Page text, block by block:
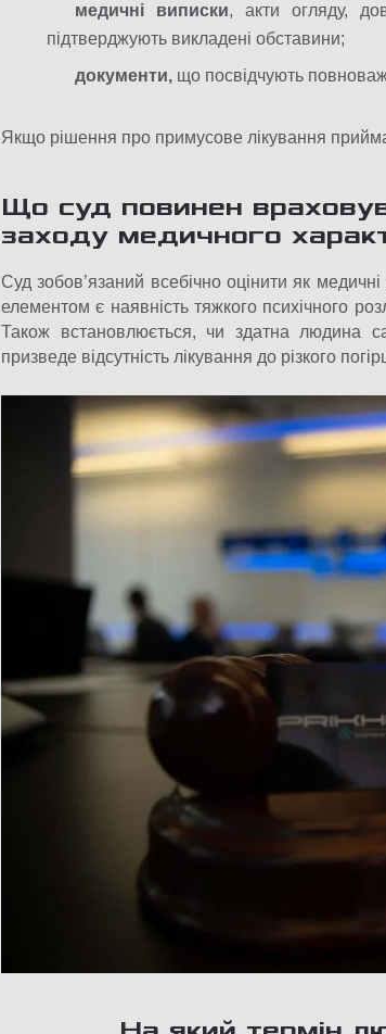
медичні виписки, акти огляду,
підтверджують викладені обставини;
документи, що посвідчують
Якщо рішення про примусове лікування
Що суд повинен
заходу медичного
Суд зобов’язаний всебічно оцінити як
елементом є наявність тяжкого психічного
Також встановлюється, чи здатна людина
призведе відсутність лікування до різкого